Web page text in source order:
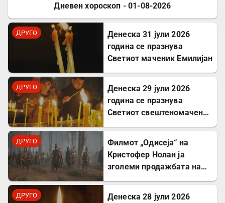
ДРУГО
Дневен хороскоп - 01-08-2026
ДРУГО
Денеска 31 јули 2026
година се празнува
Светиот маченик Емилијан
ДРУГО
Денеска 29 јули 2026
година се празнува
Светиот свештеномаченик
ДРУГО
Филмот „Одисеја“ на
Кристофер Нолан ја
зголеми продажбата на
ДРУГО
Денеска 28 јули 2026